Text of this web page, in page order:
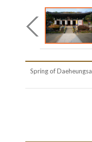
Spring of Daeheungsa